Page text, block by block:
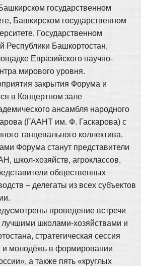
государственном
Башкирском государственном
Государственном
Республики Башкортостан,
Евразийского научно-
мирового уровня.
закрытия Форума и
в Концертном зале
ансамбля народного
(ГААНТ им. Ф. Гаскарова) с
танцевального коллектива.
Форума станут представители
школ-хозяйств, агроклассов,
общественных
– делегаты из всех субъектов
проведение встречи
лучшими школами-хозяйствами и
стратегическая сессия
и молодёжь в формировании
а также пять «круглых